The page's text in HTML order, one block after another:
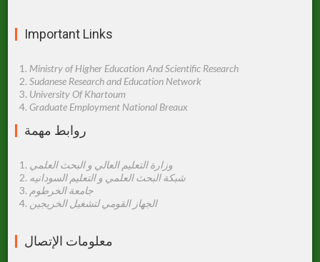
Important Links
Ministry of Higher Education And Scientific Research
Sudanese Research and Education Network
University Of Khartoum
Graduate Employment National Breaux
روابط مهمة
وزارة التعليم العالي و البحث العلمي
شبكة البحث العلمي و التعليم السودانيه
جامعة الخرطوم
الجهاز القومي لتشغيل الخريجين
معلومات اﻹتصال